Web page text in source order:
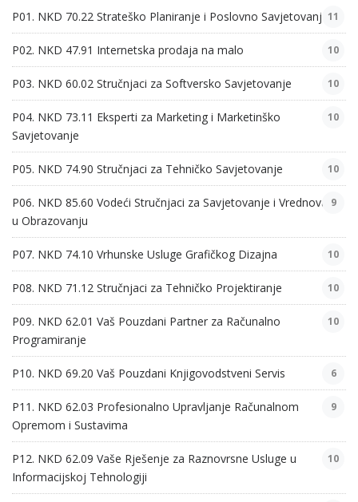
P01. NKD 70.22 Strateško Planiranje i Poslovno Savjetovanje11
P02. NKD 47.91 Internetska prodaja na malo 10
P03. NKD 60.02 Stručnjaci za Softversko Savjetovanje 10
P04. NKD 73.11 Eksperti za Marketing i Marketinško
Savjetovanje
10
P05. NKD 74.90 Stručnjaci za Tehničko Savjetovanje 10
P06. NKD 85.60 Vodeći Stručnjaci za Savjetovanje i Vrednovanje
u Obrazovanju
9
P07. NKD 74.10 Vrhunske Usluge Grafičkog Dizajna 10
P08. NKD 71.12 Stručnjaci za Tehničko Projektiranje 10
P09. NKD 62.01 Vaš Pouzdani Partner za Računalno
Programiranje
10
P10. NKD 69.20 Vaš Pouzdani Knjigovodstveni Servis 6
P11. NKD 62.03 Profesionalno Upravljanje Računalnom
Opremom i Sustavima
9
P12. NKD 62.09 Vaše Rješenje za Raznovrsne Usluge u
Informacijskoj Tehnologiji
10